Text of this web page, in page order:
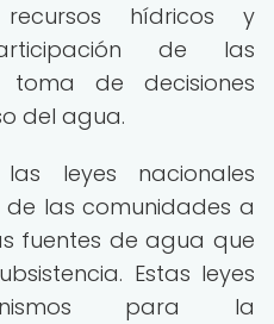
hídricos y
de las
de decisiones
del agua.
leyes nacionales
las comunidades a
fuentes de agua que
Estas leyes
para la